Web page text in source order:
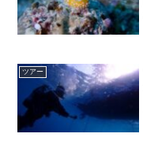
ツアー